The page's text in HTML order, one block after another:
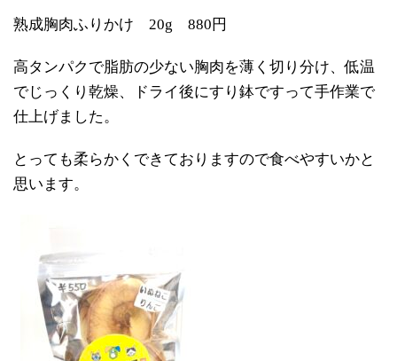
熟成胸肉ふりかけ 20g 880円
高タンパクで脂肪の少ない胸肉を薄く切り分け、低温
でじっくり乾燥、ドライ後にすり鉢ですって手作業で
仕上げました。
とっても柔らかくできておりますので食べやすいかと
思います。